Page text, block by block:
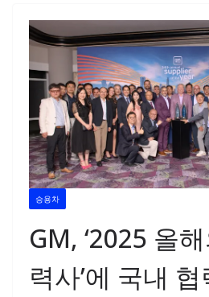
승용차
GM, ‘2025 올
력사’에 국내